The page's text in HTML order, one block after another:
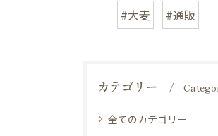
#大麦 #通販
カテゴリー
全てのカテゴリー